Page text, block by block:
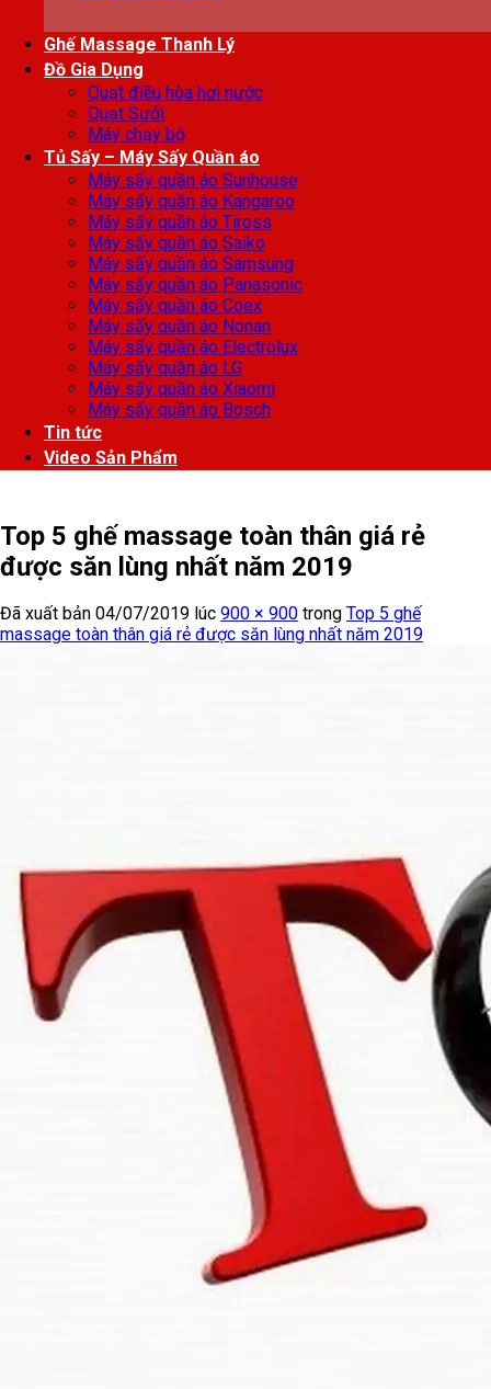
Ghế Massage Thanh Lý
Đồ Gia Dụng
Quạt điều hòa hơi nước
Quạt Sưởi
Máy chạy bộ
Tủ Sấy – Máy Sấy Quần áo
Máy sấy quần áo Sunhouse
Máy sấy quần áo Kangaroo
Máy sấy quần áo Tiross
Máy sấy quần áo Saiko
Máy sấy quần áo Samsung
Máy sấy quần áo Panasonic
Máy sấy quần áo Coex
Máy sấy quần áo Nonan
Máy sấy quần áo Electrolux
Máy sấy quần áo LG
Máy sấy quần áo Xiaomi
Máy sấy quần áo Bosch
Tin tức
Video Sản Phẩm
Top 5 ghế massage toàn thân giá rẻ
được săn lùng nhất năm 2019
Đã xuất bản 04/07/2019 lúc 900 × 900 trong Top 5 ghế
massage toàn thân giá rẻ được săn lùng nhất năm 2019